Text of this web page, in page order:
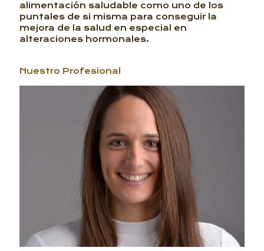
alimentación saludable como uno de los
puntales de si misma para conseguir la
mejora de la salud en especial en
alteraciones hormonales.
Nuestro Profesional